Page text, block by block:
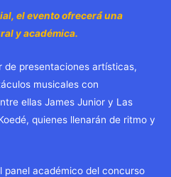
el evento ofrecerá́ una
y académica.
de presentaciones artísticas,
musicales con
ellas James Junior y Las
quienes llenarán de ritmo y
panel académico del concurso